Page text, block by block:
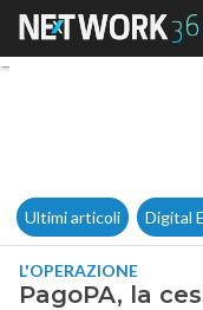
Ultimi articoli Digital
L'OPERAZIONE
PagoPA, la